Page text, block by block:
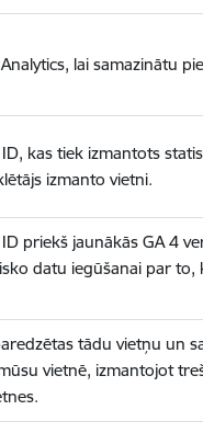
lai samazinātu
kas tiek izmantots
izmanto vietni.
priekš jaunākās GA 4
datu iegūšanai par to,
tādu vietņu un
vietnē, izmantojot